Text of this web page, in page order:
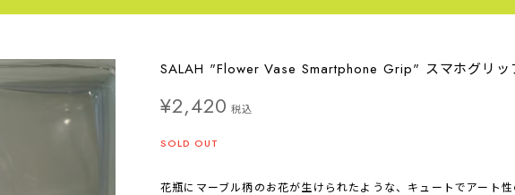
SALAH "Flower Vase Smartphone Grip" スマホグリッ
¥2,420 税込
SOLD OUT
花瓶にマーブル柄のお花が生けられたような、キュートでアート